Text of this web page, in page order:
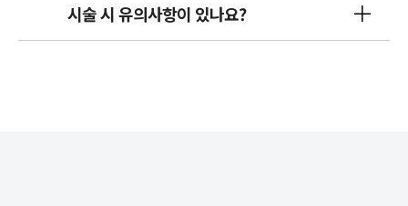
시술 시 유의사항이 있나요?